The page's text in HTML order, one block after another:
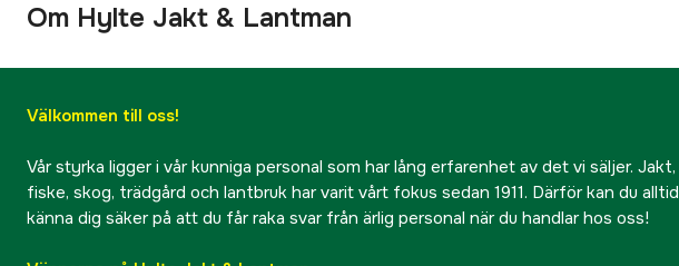
Om Hylte Jakt & Lantman
Välkommen till oss!
Vår styrka ligger i vår kunniga personal som har lång erfarenhet av det vi säljer. Jakt,
fiske, skog, trädgård och lantbruk har varit vårt fokus sedan 1911. Därför kan du alltid
känna dig säker på att du får raka svar från ärlig personal när du handlar hos oss!